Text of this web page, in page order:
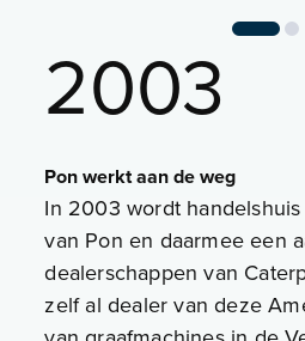
2003
Pon werkt aan de weg
In 2003 wordt
van Pon en daarmee een
dealerschappen van
zelf al dealer van deze